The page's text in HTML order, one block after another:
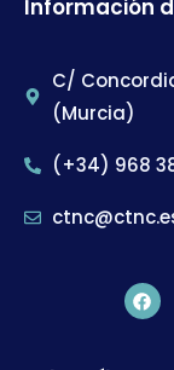
Información
C/
(Murcia)
(+34) 968